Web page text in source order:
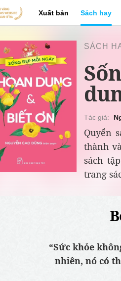
Xuất bản Sách hay
SÁCH
Quyển
thành
sách
trang
“Sức khỏe
nhiên, nó có